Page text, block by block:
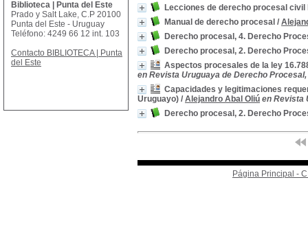
Lecciones de derecho procesal civil
Manual de derecho procesal /
Derecho procesal, 4. Derecho
Derecho procesal, 2. Derecho
Aspectos procesales de la ley
en Revista Uruguaya de Derecho Procesal,
Capacidades y legitimaciones
Uruguayo) / Alejandro Abal Oliú en Revista
Derecho procesal, 2. Derecho
Página Principal -
Biblioteca | Punta del Este
Prado y Salt Lake, C.P 20100
Punta del Este - Uruguay
Teléfono: 4249 66 12 int. 103
Contacto BIBLIOTECA | Punta
del Este